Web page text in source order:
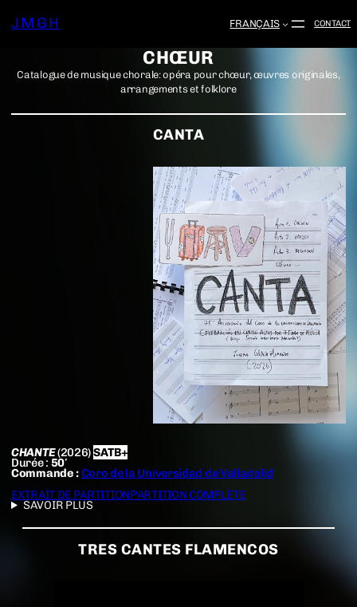
JMGH FRANÇAIS CONTACT
CHŒUR
Catalogue de musique chorale: opéra pour chœur, œuvres originales,
arrangements et folklore
CANTA
CHANTE(2026)SATB+
Durée : 50′
Commande :Coro de la Universidad de Valladolid
EXTRAIT DE PARTITIONPARTITION COMPLÈTE
SAVOIR PLUS
TRES CANTES FLAMENCOS